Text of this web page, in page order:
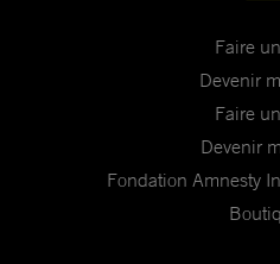
Faire
Devenir
Faire
Devenir
Fondation Amnesty